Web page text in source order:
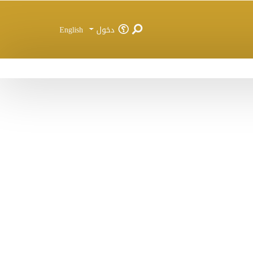
دخول English